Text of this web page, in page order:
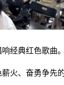
经典红色歌曲
火、奋勇争先